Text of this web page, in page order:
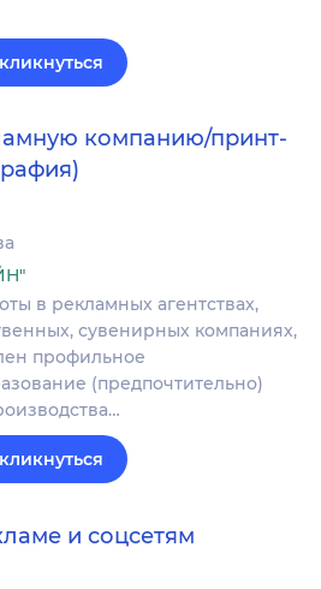
компанию/принт-
в рекламных агентствах,
сувенирных компаниях,
профильное
(предпочтительно)
и соцсетям